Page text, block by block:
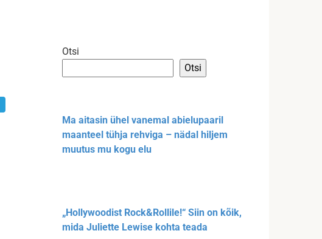
Otsi
Otsi
Ma aitasin ühel vanemal abielupaaril
maanteel tühja rehviga – nädal hiljem
muutus mu kogu elu
„Hollywoodist Rock&Rollile!“ Siin on kõik,
mida Juliette Lewise kohta teada